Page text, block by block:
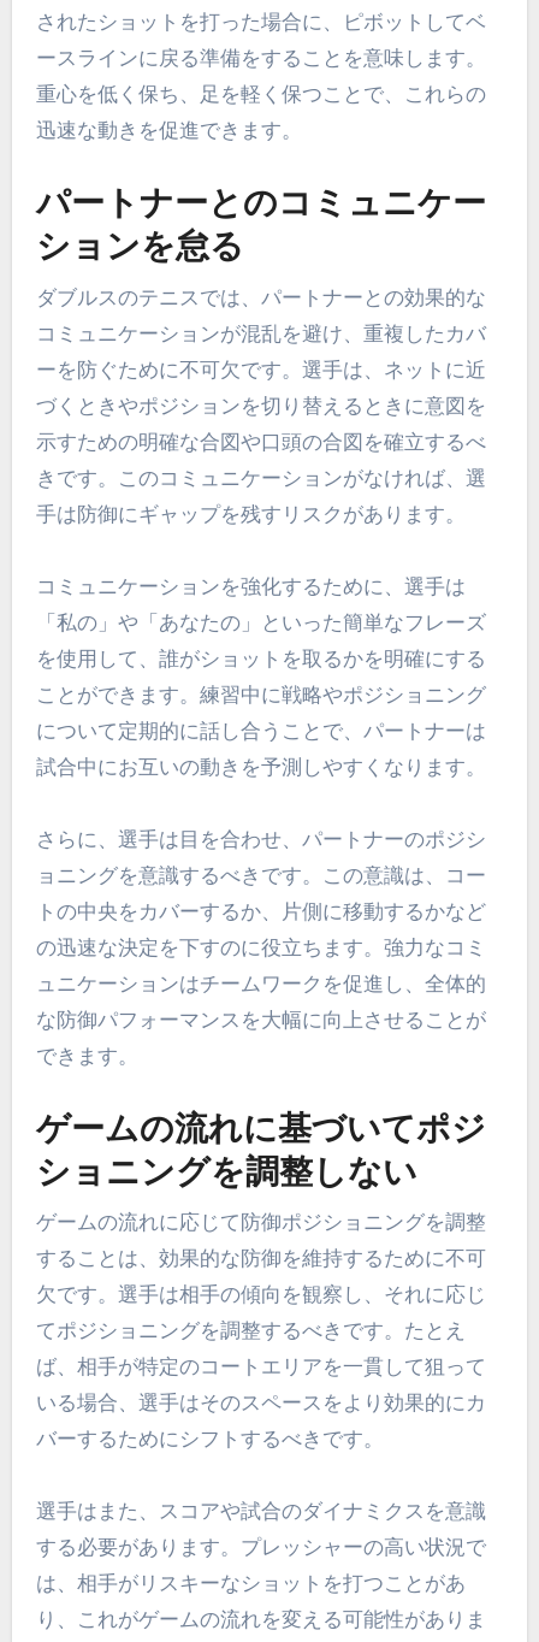
されたショットを打った場合に、ピボットしてベ
ースラインに戻る準備をすることを意味します。
重心を低く保ち、足を軽く保つことで、これらの
迅速な動きを促進できます。
パートナーとのコミュニケー
ションを怠る
ダブルスのテニスでは、パートナーとの効果的な
コミュニケーションが混乱を避け、重複したカバ
ーを防ぐために不可欠です。選手は、ネットに近
づくときやポジションを切り替えるときに意図を
示すための明確な合図や口頭の合図を確立するべ
きです。このコミュニケーションがなければ、選
手は防御にギャップを残すリスクがあります。
コミュニケーションを強化するために、選手は
「私の」や「あなたの」といった簡単なフレーズ
を使用して、誰がショットを取るかを明確にする
ことができます。練習中に戦略やポジショニング
について定期的に話し合うことで、パートナーは
試合中にお互いの動きを予測しやすくなります。
さらに、選手は目を合わせ、パートナーのポジシ
ョニングを意識するべきです。この意識は、コー
トの中央をカバーするか、片側に移動するかなど
の迅速な決定を下すのに役立ちます。強力なコミ
ュニケーションはチームワークを促進し、全体的
な防御パフォーマンスを大幅に向上させることが
できます。
ゲームの流れに基づいてポジ
ショニングを調整しない
ゲームの流れに応じて防御ポジショニングを調整
することは、効果的な防御を維持するために不可
欠です。選手は相手の傾向を観察し、それに応じ
てポジショニングを調整するべきです。たとえ
ば、相手が特定のコートエリアを一貫して狙って
いる場合、選手はそのスペースをより効果的にカ
バーするためにシフトするべきです。
選手はまた、スコアや試合のダイナミクスを意識
する必要があります。プレッシャーの高い状況で
は、相手がリスキーなショットを打つことがあ
り、これがゲームの流れを変える可能性がありま